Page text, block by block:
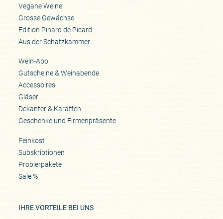
Vegane Weine
Grosse Gewächse
Edition Pinard de Picard
Aus der Schatzkammer
Wein-Abo
Gutscheine & Weinabende
Accessoires
Gläser
Dekanter & Karaffen
Geschenke und Firmenpräsente
Feinkost
Subskriptionen
Probierpakete
Sale %
IHRE VORTEILE BEI UNS